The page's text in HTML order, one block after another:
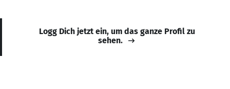
Logg Dich jetzt ein, um das ganze Profil zu
sehen.